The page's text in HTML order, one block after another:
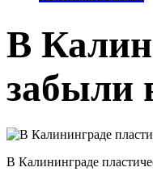
В
забыли
В Калининграде